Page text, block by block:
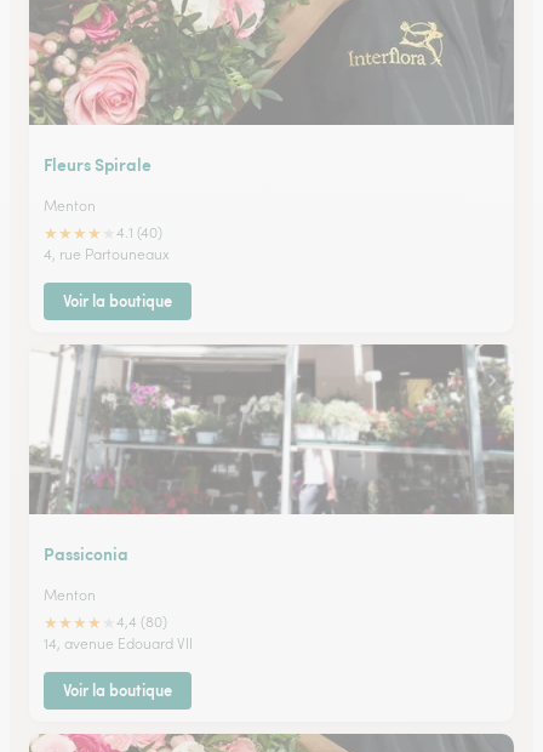
Fleurs Spirale
Menton
★★★★
4.1 (40)
4, rue Partouneaux
Voir la boutique
Passiconia
Menton
★★★★
4,4 (80)
14, avenue Edouard VII
Voir la boutique